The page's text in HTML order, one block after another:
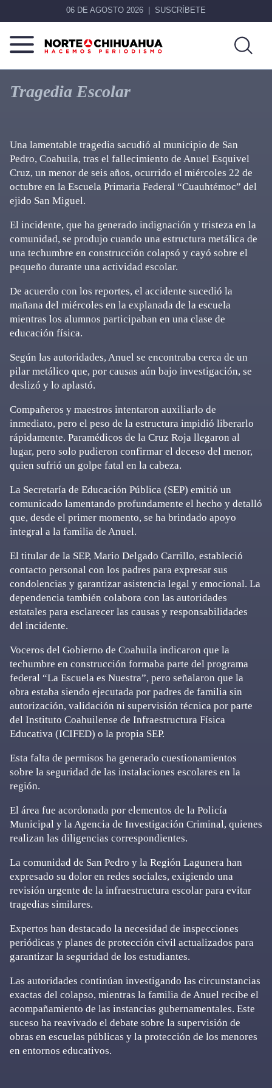
06 DE AGOSTO 2026 SUSCRÍBETE
Norte
De
Chihuahua
Más
que
noticias,
Tragedia Escolar
Una lamentable tragedia sacudió al municipio de San
Pedro, Coahuila, tras el fallecimiento de Anuel Esquivel
Cruz, un menor de seis años, ocurrido el miércoles 22 de
octubre en la Escuela Primaria Federal “Cuauhtémoc” del
ejido San Miguel.
El incidente, que ha generado indignación y tristeza en la
comunidad, se produjo cuando una estructura metálica de
una techumbre en construcción colapsó y cayó sobre el
pequeño durante una actividad escolar.
De acuerdo con los reportes, el accidente sucedió la
mañana del miércoles en la explanada de la escuela
mientras los alumnos participaban en una clase de
educación física.
Según las autoridades, Anuel se encontraba cerca de un
pilar metálico que, por causas aún bajo investigación, se
deslizó y lo aplastó.
Compañeros y maestros intentaron auxiliarlo de
inmediato, pero el peso de la estructura impidió liberarlo
rápidamente. Paramédicos de la Cruz Roja llegaron al
lugar, pero solo pudieron confirmar el deceso del menor,
quien sufrió un golpe fatal en la cabeza.
La Secretaría de Educación Pública (SEP) emitió un
comunicado lamentando profundamente el hecho y detalló
que, desde el primer momento, se ha brindado apoyo
integral a la familia de Anuel.
El titular de la SEP, Mario Delgado Carrillo, estableció
contacto personal con los padres para expresar sus
condolencias y garantizar asistencia legal y emocional. La
dependencia también colabora con las autoridades
estatales para esclarecer las causas y responsabilidades
del incidente.
Voceros del Gobierno de Coahuila indicaron que la
techumbre en construcción formaba parte del programa
federal “La Escuela es Nuestra”, pero señalaron que la
obra estaba siendo ejecutada por padres de familia sin
autorización, validación ni supervisión técnica por parte
del Instituto Coahuilense de Infraestructura Física
Educativa (ICIFED) o la propia SEP.
Esta falta de permisos ha generado cuestionamientos
sobre la seguridad de las instalaciones escolares en la
región.
El área fue acordonada por elementos de la Policía
Municipal y la Agencia de Investigación Criminal, quienes
realizan las diligencias correspondientes.
La comunidad de San Pedro y la Región Lagunera han
expresado su dolor en redes sociales, exigiendo una
revisión urgente de la infraestructura escolar para evitar
tragedias similares.
Expertos han destacado la necesidad de inspecciones
periódicas y planes de protección civil actualizados para
garantizar la seguridad de los estudiantes.
Las autoridades continúan investigando las circunstancias
exactas del colapso, mientras la familia de Anuel recibe el
acompañamiento de las instancias gubernamentales. Este
suceso ha reavivado el debate sobre la supervisión de
obras en escuelas públicas y la protección de los menores
en entornos educativos.